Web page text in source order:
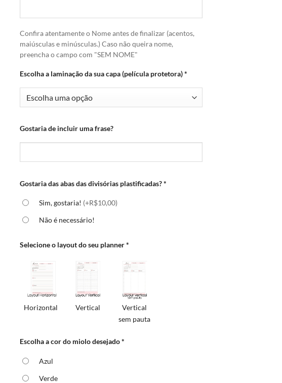
Confira atentamente o Nome antes de finalizar (acentos,
maiúsculas e minúsculas.) Caso não queira nome,
preencha o campo com "SEM NOME"
Escolha a laminação da sua capa (película protetora)*
Gostaria de incluir uma frase?
Gostaria das abas das divisórias plastificadas?*
Sim, gostaria! (+R$10,00)
Não é necessário!
Selecione o layout do seu planner*
Horizontal Vertical
Vertical
sem pauta
Escolha a cor do miolo desejado*
Azul
Verde